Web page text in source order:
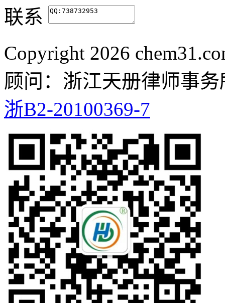
联系
Copyright 2026
顾问：浙江天册律师事
浙B2-20100369-7